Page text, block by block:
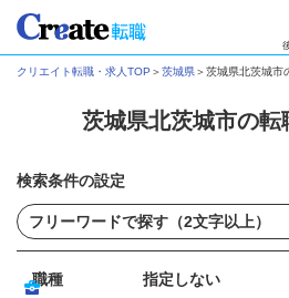
クリエイト転職・求人TOP ＞茨城県＞茨城県北茨城市
茨城県北茨城市の転
検索条件の設定
職種 指定しない